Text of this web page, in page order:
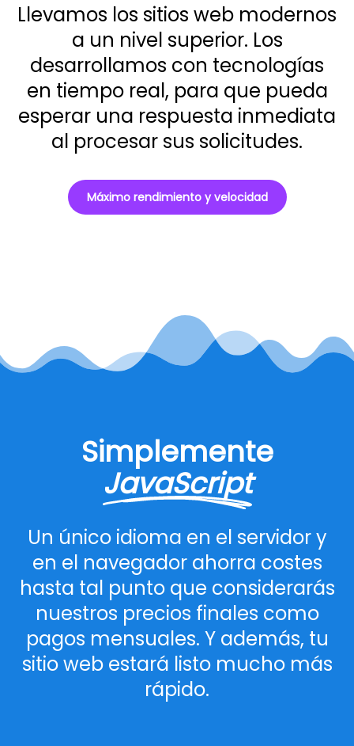
Llevamos los sitios web modernos
a un nivel superior. Los
desarrollamos con tecnologías
en tiempo real, para que pueda
esperar una respuesta inmediata
al procesar sus solicitudes.
Máximo rendimiento y velocidad
Simplemente
JavaScript
Un único idioma en el servidor y
en el navegador ahorra costes
hasta tal punto que considerarás
nuestros precios finales como
pagos mensuales. Y además, tu
sitio web estará listo mucho más
rápido.